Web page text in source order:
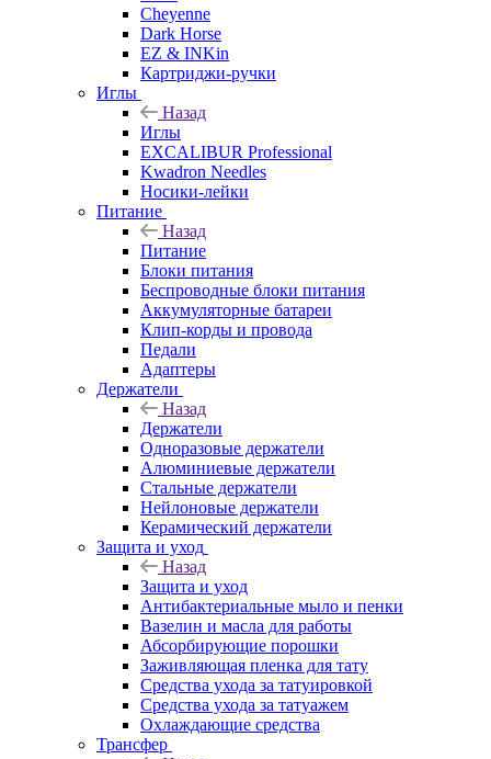
Cheyenne
Dark Horse
EZ & INKin
Картриджи-ручки
Иглы
Назад
Иглы
EXCALIBUR Professional
Kwadron Needles
Носики-лейки
Питание
Назад
Питание
Блоки питания
Беспроводные блоки питания
Аккумуляторные батареи
Клип-корды и провода
Педали
Адаптеры
Держатели
Назад
Держатели
Одноразовые держатели
Алюминиевые держатели
Стальные держатели
Нейлоновые держатели
Керамический держатели
Защита и уход
Назад
Защита и уход
Антибактериальные мыло и пенки
Вазелин и масла для работы
Абсорбирующие порошки
Заживляющая пленка для тату
Средства ухода за татуировкой
Средства ухода за татуажем
Охлаждающие средства
Трансфер